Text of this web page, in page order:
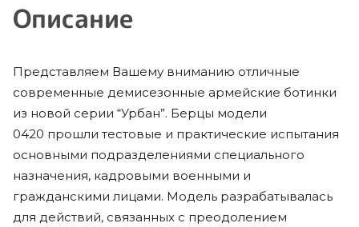
Описание
Представляем Вашему вниманию отличные
современные демисезонные армейские ботинки
из новой серии “Урбан”. Берцы модели
0420 прошли тестовые и практические испытания
основными подразделениями специального
назначения, кадровыми военными и
гражданскими лицами. Модель разрабатывалась
для действий, связанных с преодолением